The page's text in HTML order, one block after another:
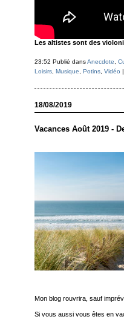
Les altistes sont des
23:52 Publié dansAnecdote
Loisirs, Musique Potins, Vidéo
18/08/2019
Vacances Août 2019 -
Mon blog rouvrira, sauf
Si vous aussi vous êtes en